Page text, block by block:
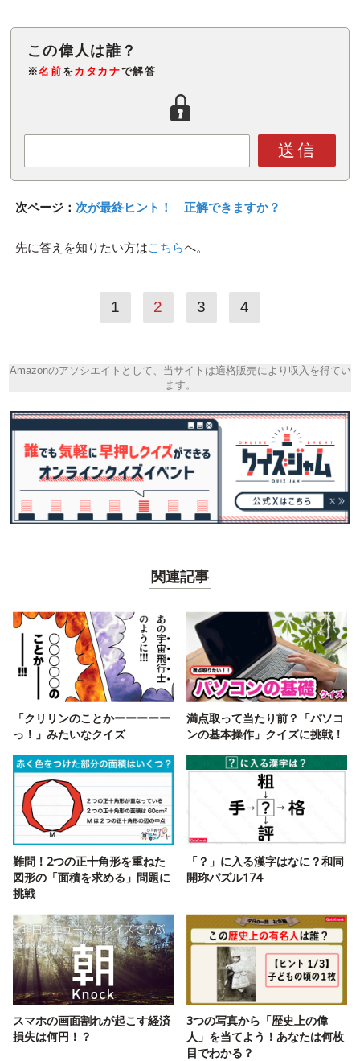
※名前 をカタカナで解答
送信
次ページ： 次が最終ヒント！ 正解できますか？
先に答えを知りたい方はこちらへ。
1 2 3 4
Amazonのアソシエイトとして、当サイトは適格販売により収入を得てい
ます。
関連記事
「クリリンのことかーーーーー
っ！」みたいなクイズ
満点取って当たり前？「パソコ
ンの基本操作」クイズに挑戦！
難問！2つの正十角形を重ねた
図形の「面積を求める」問題に
挑戦
「？」に入る漢字はなに？和同
開珎パズル174
スマホの画面割れが起こす経済
損失は何円！？
3つの写真から「歴史上の偉
人」を当てよう！あなたは何枚
目でわかる？